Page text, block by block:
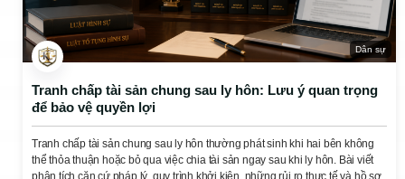
Dân sự
Tranh chấp tài sản chung sau ly hôn: Lưu ý quan trọng
để bảo vệ quyền lợi
Tranh chấp tài sản chung sau ly hôn thường phát sinh khi hai bên không
thể thỏa thuận hoặc bỏ qua việc chia tài sản ngay sau khi ly hôn. Bài viết
phân tích căn cứ pháp lý, quy trình khởi kiện, những rủi ro thực tế và hồ sơ